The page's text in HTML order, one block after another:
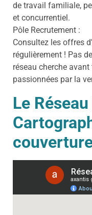
de travail familiale,
et concurrentiel.
Pôle Recrutement :
Consultez les offres
régulièrement ! Pas
réseau cherche
passionnées par la
Le